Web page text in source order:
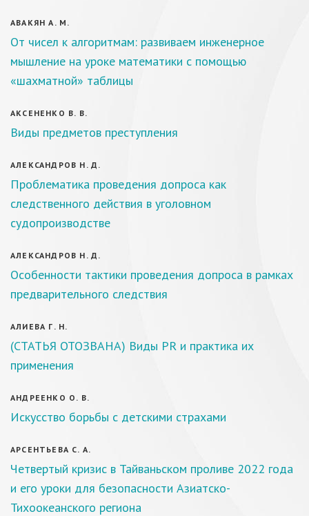
АВАКЯН А. М.
От чисел к алгоритмам: развиваем инженерное
мышление на уроке математики с помощью
«шахматной» таблицы
АКСЕНЕНКО В. В.
Виды предметов преступления
АЛЕКСАНДРОВ Н. Д.
Проблематика проведения допроса как
следственного действия в уголовном
судопроизводстве
АЛЕКСАНДРОВ Н. Д.
Особенности тактики проведения допроса в рамках
предварительного следствия
АЛИЕВА Г. Н.
(СТАТЬЯ ОТОЗВАНА) Виды PR и практика их
применения
АНДРЕЕНКО О. В.
Искусство борьбы с детскими страхами
АРСЕНТЬЕВА С. А.
Четвертый кризис в Тайваньском проливе 2022 года
и его уроки для безопасности Азиатско-
Тихоокеанского региона